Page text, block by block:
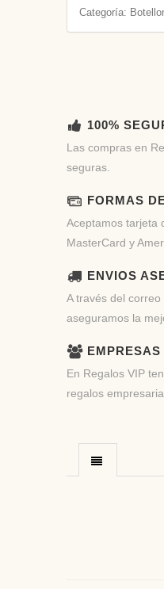
Categoría:
100%
Las compras en
seguras.
FORMAS
Aceptamos tarjeta
MasterCard y
ENVIOS
A través del
aseguramos la
EMPRESAS
En Regalos VIP
regalos